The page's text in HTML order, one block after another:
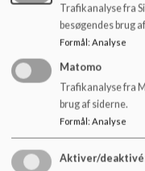
87 53 50 50
EAN NR.
Sitemap
Cookie politik
Trafikanalyse fra
besøgendes brug
Formål: Analyse
Matomo
Trafikanalyse fra
brug af siderne.
Formål: Analyse
Aktiver/